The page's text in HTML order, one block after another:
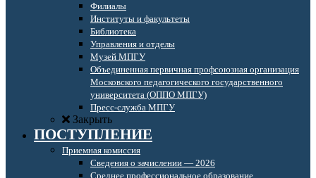
Филиалы
Институты и факультеты
Библиотека
Управления и отделы
Музей МПГУ
Объединенная первичная профсоюзная организация
Московского педагогического государственного
университета (ОППО МПГУ)
Пресс-служба МПГУ
Закрыть
ПОСТУПЛЕНИЕ
Приемная комиссия
Сведения о зачислении — 2026
Среднее профессиональное образование